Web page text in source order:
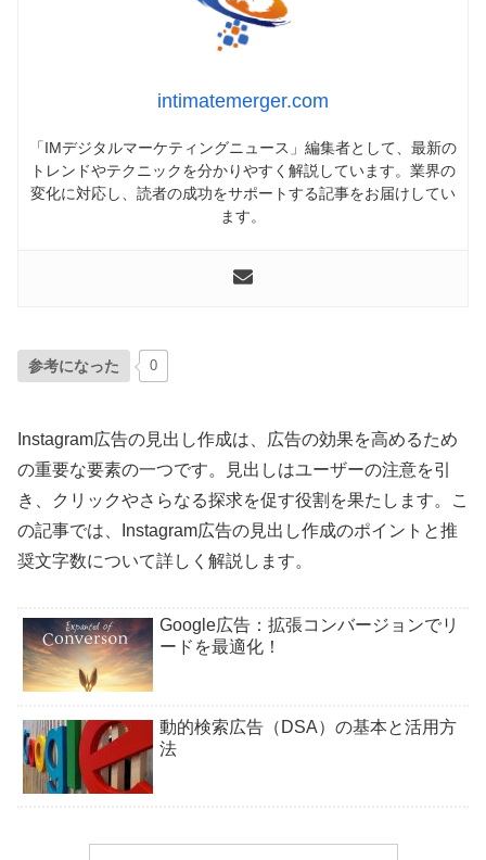
intimatemerger.com
「IMデジタルマーケティングニュース」編集者として、最新の
トレンドやテクニックを分かりやすく解説しています。業界の
変化に対応し、読者の成功をサポートする記事をお届けしてい
ます。
参考になった 0
Instagram広告の見出し作成は、広告の効果を高めるため
の重要な要素の一つです。見出しはユーザーの注意を引
き、クリックやさらなる探求を促す役割を果たします。こ
の記事では、Instagram広告の見出し作成のポイントと推
奨文字数について詳しく解説します。
Google広告：拡張コンバージョンでリ
ードを最適化！
動的検索広告（DSA）の基本と活用方
法